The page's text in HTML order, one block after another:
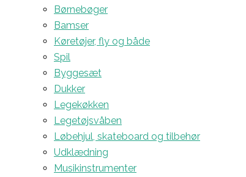
Børnebøger
Bamser
Køretøjer, fly og både
Spil
Byggesæt
Dukker
Legekøkken
Legetøjsvåben
Løbehjul, skateboard og tilbehør
Udklædning
Musikinstrumenter